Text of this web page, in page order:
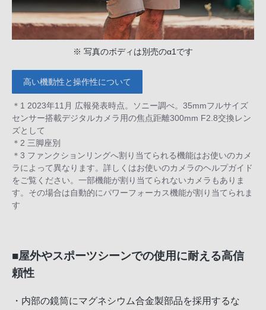
※ 写真のボディは別売のα1です
高い機動性と操作性について
＊1 2023年11月 広報発表時点。ソニー調べ。35mmフルサイズ
センサー搭載デジタルカメラ用の焦点距離300mm F2.8交換レン
ズとして
＊2 三脚座別
＊3 ファンクションリングへ割り当てられる機能はお使いのカメ
ラによって異なります。詳しくはお使いのカメラのヘルプガイド
をご覧ください。一部機能が割り当てられないカメラもありま
す。その場合は自動的にパワーフォーカス機能が割り当てられま
す
■屋外やスポーツシーンでの使用に耐える高信
頼性
・内部の鏡筒にマグネシウム合金製部品を採用するな